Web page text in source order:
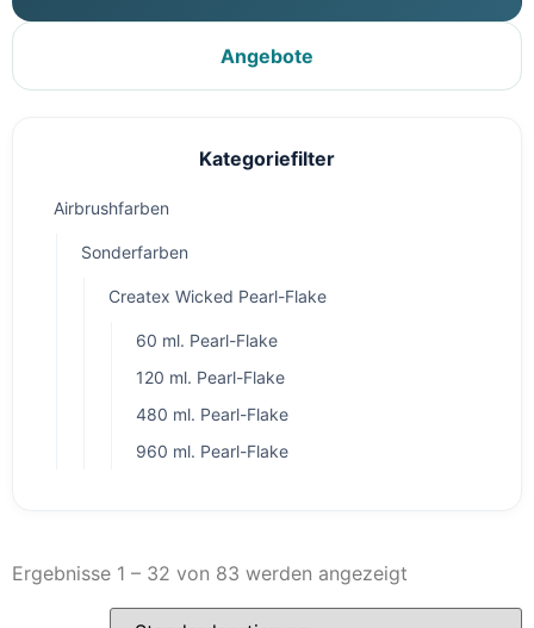
Angebote
Kategoriefilter
Airbrushfarben
Sonderfarben
Createx Wicked Pearl-Flake
60 ml. Pearl-Flake
120 ml. Pearl-Flake
480 ml. Pearl-Flake
960 ml. Pearl-Flake
Ergebnisse 1 – 32 von 83 werden angezeigt